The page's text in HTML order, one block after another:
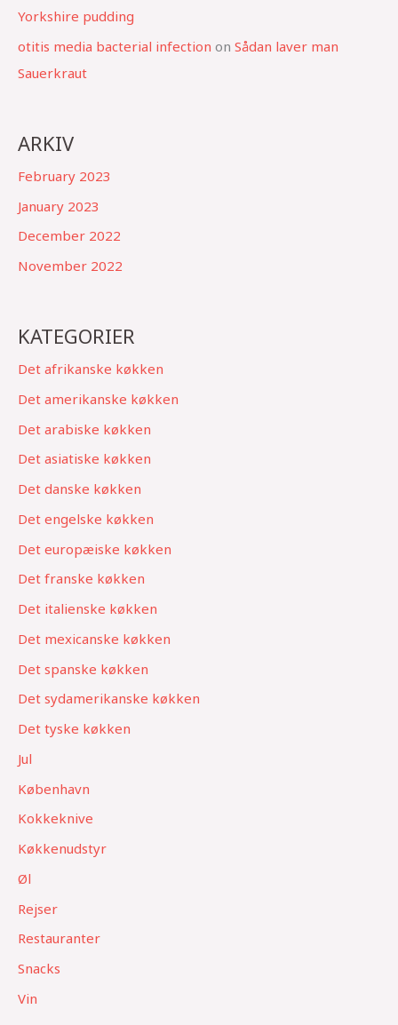
Yorkshire pudding
otitis media bacterial infection on Sådan laver man
Sauerkraut
ARKIV
February 2023
January 2023
December 2022
November 2022
KATEGORIER
Det afrikanske køkken
Det amerikanske køkken
Det arabiske køkken
Det asiatiske køkken
Det danske køkken
Det engelske køkken
Det europæiske køkken
Det franske køkken
Det italienske køkken
Det mexicanske køkken
Det spanske køkken
Det sydamerikanske køkken
Det tyske køkken
Jul
København
Kokkeknive
Køkkenudstyr
Øl
Rejser
Restauranter
Snacks
Vin